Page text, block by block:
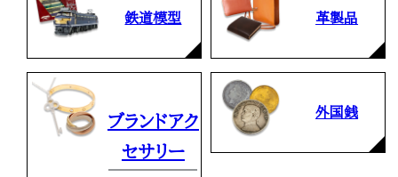
鉄道模型 革製品
ブランドアク
セサリー
外国銭